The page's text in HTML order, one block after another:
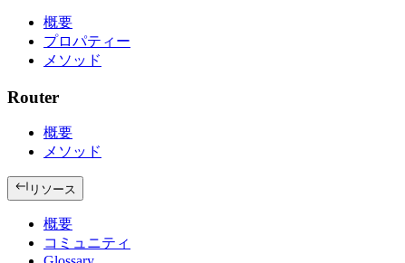
概要
プロパティー
メソッド
Router
概要
メソッド
リソース
概要
コミュニティ